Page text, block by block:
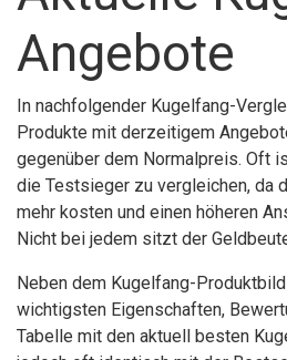
Angebote
In nachfolgender Kugelfang-
Produkte mit derzeitigem
gegenüber dem Normalpreis. Oft
die Testsieger zu vergleichen, da
mehr kosten und einen höheren
Nicht bei jedem sitzt der
Neben dem Kugelfang-
wichtigsten Eigenschaften,
Tabelle mit den aktuell besten